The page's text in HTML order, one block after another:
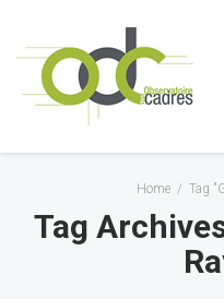
Home / Tag
Tag